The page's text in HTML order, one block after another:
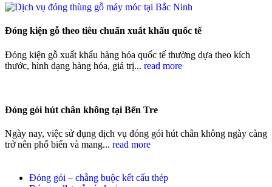
Đóng kiện gỗ theo tiêu chuẩn xuất khẩu quốc tế
Đóng kiện gỗ xuất khẩu hàng hóa quốc tế thường dựa theo kích
thước, hình dạng hàng hóa, giá trị... read more
Đóng gói hút chân không tại Bến Tre
Ngày nay, việc sử dụng dịch vụ đóng gói hút chân không ngày càng
trở nên phổ biến và mang... read more
Đóng gói – chằng buộc kết cấu thép